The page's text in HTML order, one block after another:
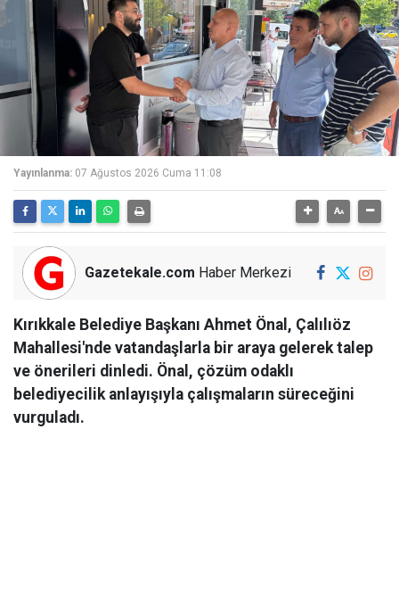
Yayınlanma: 07 Ağustos 2026 Cuma 11:08
Gazetekale.com Haber Merkezi
Kırıkkale Belediye Başkanı Ahmet Önal, Çalılıöz
Mahallesi'nde vatandaşlarla bir araya gelerek talep
ve önerileri dinledi. Önal, çözüm odaklı
belediyecilik anlayışıyla çalışmaların süreceğini
vurguladı.